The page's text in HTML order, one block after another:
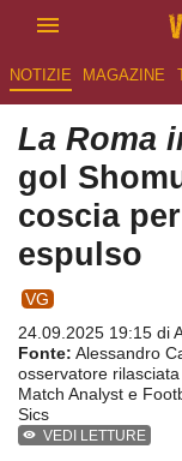
NOTIZIE MAGAZINE
La Roma
gol
coscia
espulso
VG
24.09.2025 19:15 di
Fonte: Alessandro
osservatore
Match Analyst e
Sics
VEDI LETTURE